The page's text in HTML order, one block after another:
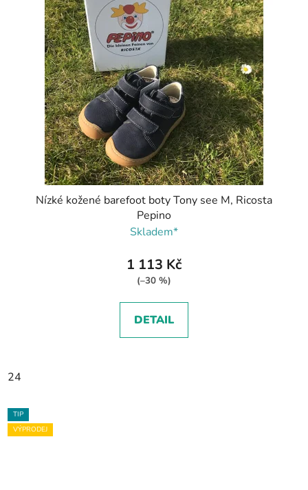
Nízké kožené barefoot boty Tony see M, Ricosta
Pepino
Skladem*
1 113 Kč
(–30 %)
DETAIL
24
TIP
VÝPRODEJ